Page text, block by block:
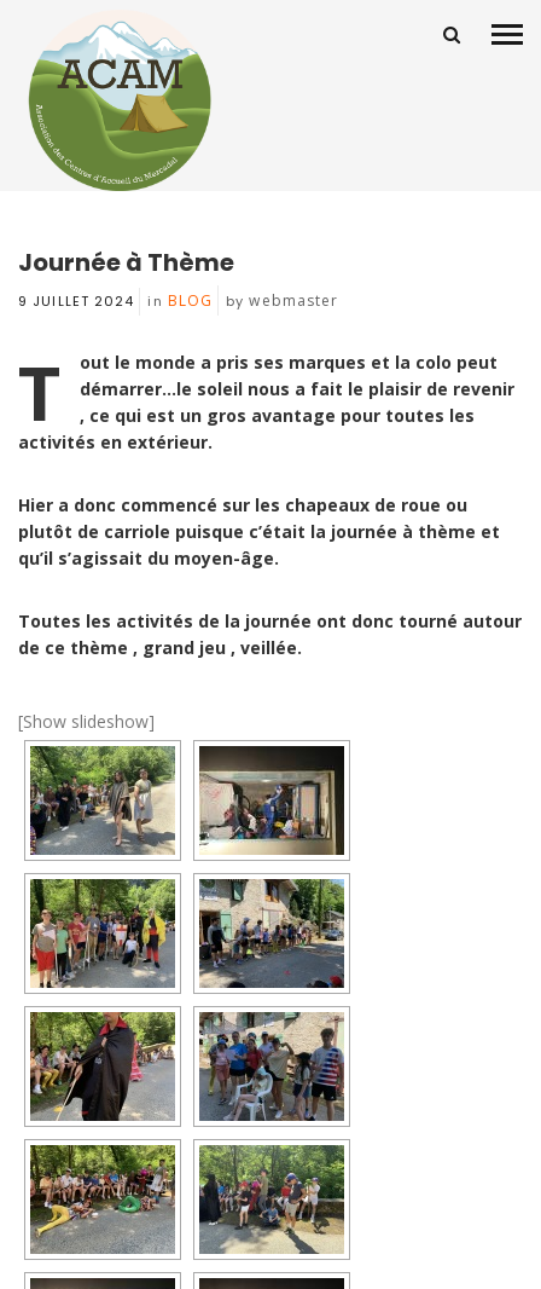
Journée à Thème
9 JUILLET 2024 in BLOG bywebmaster
T
out le monde a pris ses marques et la colo peut
démarrer…le soleil nous a fait le plaisir de revenir
, ce qui est un gros avantage pour toutes les
activités en extérieur.
Hier a donc commencé sur les chapeaux de roue ou
plutôt de carriole puisque c’était la journée à thème et
qu’il s’agissait du moyen-âge.
Toutes les activités de la journée ont donc tourné autour
de ce thème , grand jeu , veillée.
[Show slideshow]